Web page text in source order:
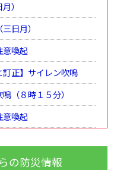
）
日月）
意喚起
訂正】サイレン吹鳴
（８時１５分）
意喚起
の防災情報